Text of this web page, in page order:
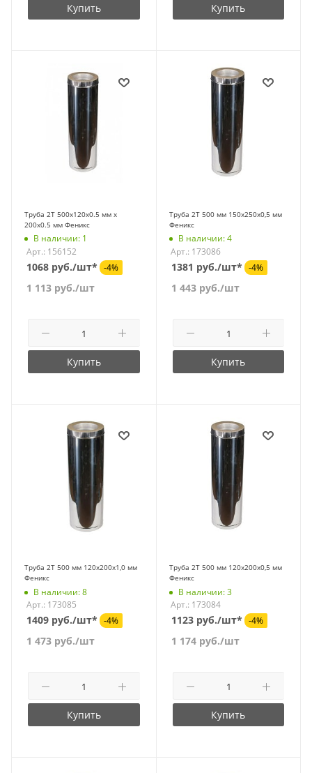
Купить Купить
Труба 2Т 500х120х0.5 мм х
200х0.5 мм Феникс
В наличии: 1
Арт.: 156152
1068 руб./шт* -4%
1 113 руб./шт
Купить
Труба 2Т 500 мм 150х250х0,5 мм
Феникс
В наличии: 4
Арт.: 173086
1381 руб./шт* -4%
1 443руб./шт
Купить
Труба 2Т 500 мм 120х200х1,0 мм
Феникс
В наличии: 8
Арт.: 173085
1409 руб./шт* -4%
1 473 руб./шт
Купить
Труба 2Т 500 мм 120х200х0,5 мм
Феникс
В наличии: 3
Арт.: 173084
1123 руб./шт* -4%
1 174руб./шт
Купить